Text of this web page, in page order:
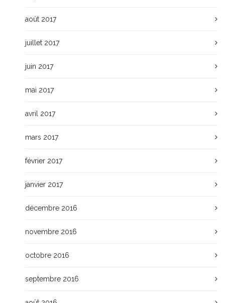
août 2017
juillet 2017
juin 2017
mai 2017
avril 2017
mars 2017
février 2017
janvier 2017
décembre 2016
novembre 2016
octobre 2016
septembre 2016